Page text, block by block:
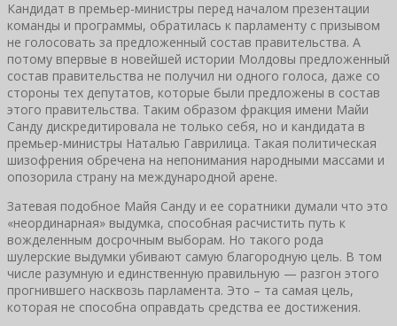
Кандидат в премьер-министры перед началом презентации
команды и программы, обратилась к парламенту с призывом
не голосовать за предложенный состав правительства. А
потому впервые в новейшей истории Молдовы предложенный
состав правительства не получил ни одного голоса, даже со
стороны тех депутатов, которые были предложены в состав
этого правительства. Таким образом фракция имени Майи
Санду дискредитировала не только себя, но и кандидата в
премьер-министры Наталью Гаврилица. Такая политическая
шизофрения обречена на непонимания народными массами и
опозорила страну на международной арене.
Затевая подобное Майя Санду и ее соратники думали что это
«неординарная» выдумка, способная расчистить путь к
вожделенным досрочным выборам. Но такого рода
шулерские выдумки убивают самую благородную цель. В том
числе разумную и единственную правильную — разгон этого
прогнившего насквозь парламента. Это – та самая цель,
которая не способна оправдать средства ее достижения.